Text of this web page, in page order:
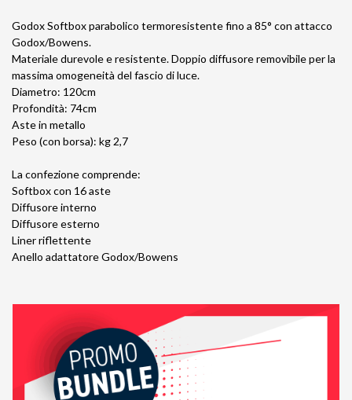
Godox Softbox parabolico termoresistente fino a 85° con attacco
Godox/Bowens.
Materiale durevole e resistente. Doppio diffusore removibile per la
massima omogeneità del fascio di luce.
Diametro: 120cm
Profondità: 74cm
Aste in metallo
Peso (con borsa): kg 2,7
La confezione comprende:
Softbox con 16 aste
Diffusore interno
Diffusore esterno
Liner riflettente
Anello adattatore Godox/Bowens